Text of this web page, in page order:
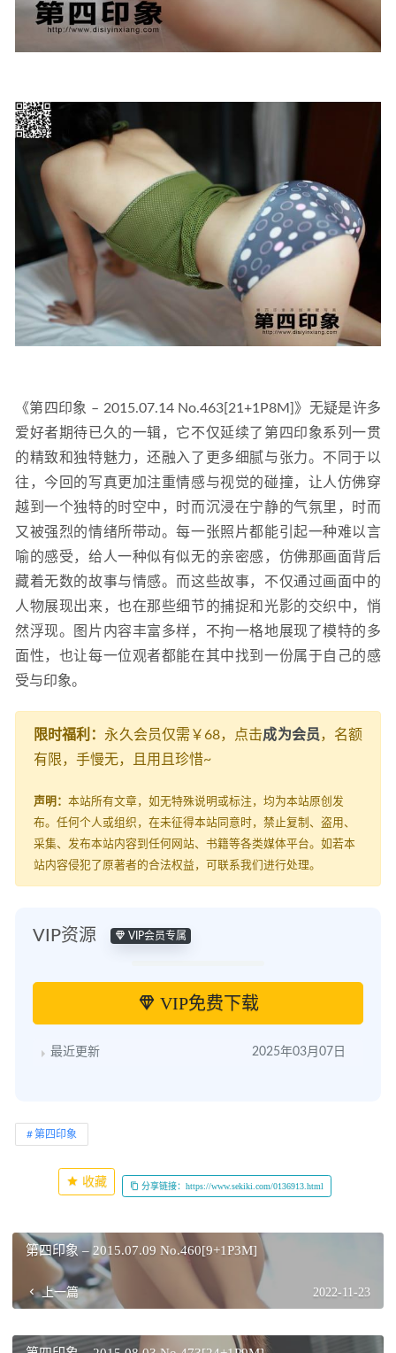
《第四印象 – 2015.07.14 No.463[21+1P8M]》无疑是许多
爱好者期待已久的一辑，它不仅延续了第四印象系列一贯
的精致和独特魅力，还融入了更多细腻与张力。不同于以
往，今回的写真更加注重情感与视觉的碰撞，让人仿佛穿
越到一个独特的时空中，时而沉浸在宁静的气氛里，时而
又被强烈的情绪所带动。每一张照片都能引起一种难以言
喻的感受，给人一种似有似无的亲密感，仿佛那画面背后
藏着无数的故事与情感。而这些故事，不仅通过画面中的
人物展现出来，也在那些细节的捕捉和光影的交织中，悄
然浮现。图片内容丰富多样，不拘一格地展现了模特的多
面性，也让每一位观者都能在其中找到一份属于自己的感
受与印象。
限时福利： 永久会员仅需￥68，点击成为会员，名额
有限，手慢无，且用且珍惜~
声明： 本站所有文章，如无特殊说明或标注，均为本站原创发
布。任何个人或组织，在未征得本站同意时，禁止复制、盗用、
采集、发布本站内容到任何网站、书籍等各类媒体平台。如若本
站内容侵犯了原著者的合法权益，可联系我们进行处理。
VIP资源 VIP会员专属
VIP免费下载
最近更新 2025年03月07日
第四印象
收藏 分享链接：https://www.sekiki.com/0136913.html
第四印象 – 2015.07.09 No.460[9+1P3M]
上一篇 2022-11-23